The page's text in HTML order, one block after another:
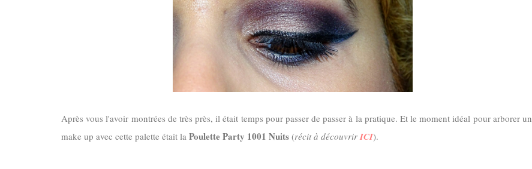
Après vous l'avoir montrées de très près, il était temps pour passer de passer à la pratique. Et le moment idéal pour arborer un
make up avec cette palette était la Poulette Party 1001 Nuits (récit à découvrir ICI).